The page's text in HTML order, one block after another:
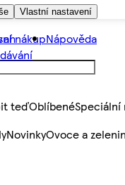
Vlastní nastavení
nákupNápověda
teďOblíbenéSpeciální
NovinkyOvoce a